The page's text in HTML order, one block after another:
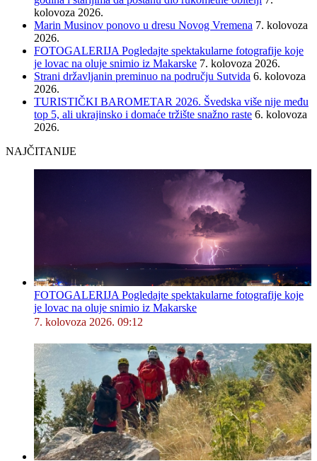
kolovoza 2026.
Marin Musinov ponovo u dresu Novog Vremena 7. kolovoza
2026.
FOTOGALERIJA Pogledajte spektakularne fotografije koje
je lovac na oluje snimio iz Makarske 7. kolovoza 2026.
Strani državljanin preminuo na području Sutvida 6. kolovoza
2026.
TURISTIČKI BAROMETAR 2026. Švedska više nije među
top 5, ali ukrajinsko i domaće tržište snažno raste 6. kolovoza
2026.
NAJČITANIJE
FOTOGALERIJA Pogledajte spektakularne fotografije koje
je lovac na oluje snimio iz Makarske
7. kolovoza 2026. 09:12